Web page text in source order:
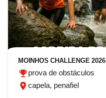
MOINHOS CHALLENGE 2026
prova de obstáculos
capela, penafiel